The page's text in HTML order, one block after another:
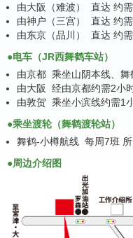
由大阪（难波） 直达 约
由神户（三宫） 直达 约
由东京（品川） 直达 约
●电车（JR西舞鹤车站）
由京都 乘坐山阴本线、舞
由大阪 经由京都约需2小
由敦贺 乘坐小滨线约需1
●乘坐渡轮（舞鹤渡轮站）
舞鹤-小樽航线 每周7班
●周边介绍图